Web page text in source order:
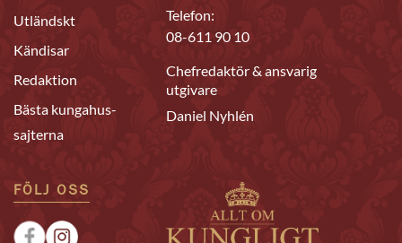
Utländskt
Kändisar
Redaktion
Bästa kungahus-
sajterna
Telefon:
08-611 90 10
Chefredaktör & ansvarig
utgivare
Daniel Nyhlén
FÖLJ OSS